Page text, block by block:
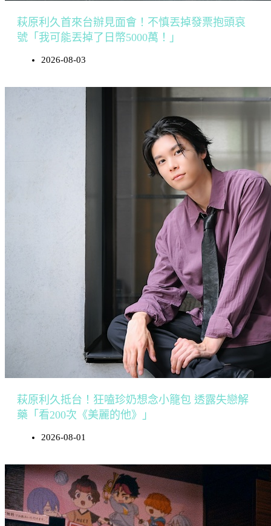
萩原利久首來台辦見面會！不慎丟掉發票抱頭哀
號「我可能丟掉了日幣5000萬！」
2026-08-03
萩原利久抵台！狂嗑珍奶想念小籠包 透露失戀解
藥「看200次《美麗的他》」
2026-08-01